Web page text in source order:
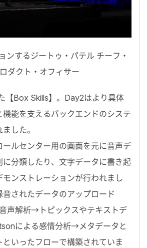
ンするジートゥ・パテル チーフ・
ダクト・オフィサー
【Box Skills】。Day2はより具体
機能を支えるバックエンドのシステ
した。
ールセンター用の画面を元に音声デ
に分類したり、文字データに書き起
モンストレーションが行われまし
されたデータのアップロード
声解析→トピックスやテキストデ
による感情分析→メタデータと
といったフローで構築されていま